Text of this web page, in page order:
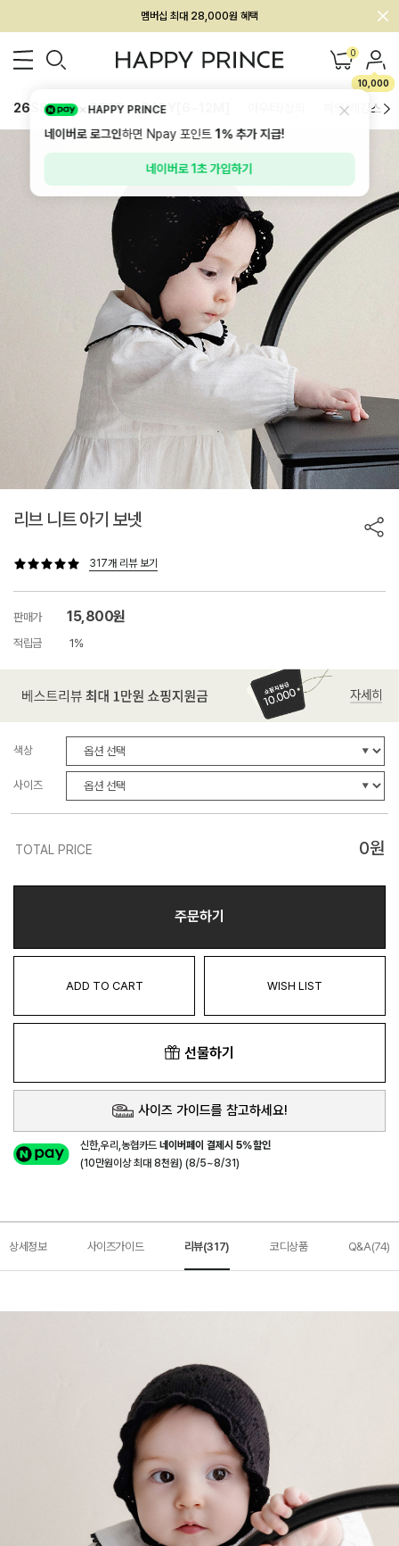
회원전용 아울렛, 가입하면 ~60% 할인!
멤버십 최대 28,000원 혜택 0
10,000
26SS 신상 BEST BABY[6~12M] 하의/레깅스
리브 니트 아기 보넷
317개 리뷰 보기
판매가 15,800원
적립금 1%
색상
사이즈
TOTAL PRICE 0원
주문하기
ADD TO CART WISH LIST
선물하기
사이즈 가이드를 참고하세요!
신한,우리,농협카드네이버페이 결제시 5%할인
(10만원이상 최대 8천원) (8/5~8/31)
상세정보 사이즈가이드 리뷰(317) 코디상품 Q&A(74)
HAPPY PRINCE
네이버로 로그인하면 Npay 포인트1%추가 지급!
네이버로 1초 가입하기